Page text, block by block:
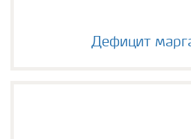
Дефицит марганца
Дефицит